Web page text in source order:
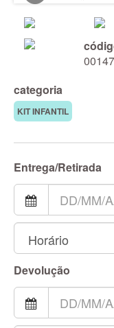
categoria
KIT INFANTIL
Entrega/Retirada
Devolução